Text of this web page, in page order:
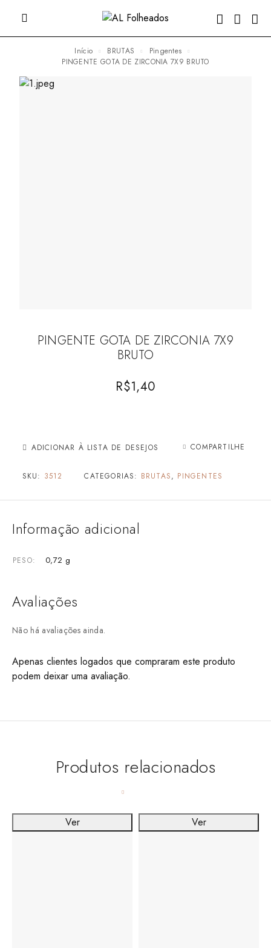
Início BRUTAS
Pingentes
PINGENTE GOTA DE ZIRCONIA 7X9 BRUTO
PINGENTE GOTA DE ZIRCONIA 7X9
BRUTO
R$1,40
ADICIONAR À LISTA DE DESEJOS COMPARTILHE
SKU: 3512 CATEGORIAS: BRUTAS, PINGENTES
Informação adicional
PESO 0,72 g
Avaliações
Não há avaliações ainda.
Apenas clientes logados que compraram este produto
podem deixar uma avaliação.
Produtos relacionados
Ver Ver